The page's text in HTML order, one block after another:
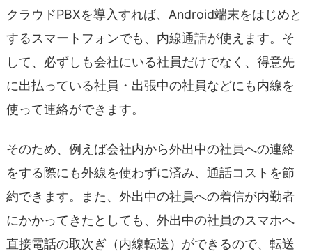
クラウドPBXを導入すれば、Android端末をはじめと
するスマートフォンでも、内線通話が使えます。そ
して、必ずしも会社にいる社員だけでなく、得意先
に出払っている社員・出張中の社員などにも内線を
使って連絡ができます。
そのため、例えば会社内から外出中の社員への連絡
をする際にも外線を使わずに済み、通話コストを節
約できます。また、外出中の社員への着信が内勤者
にかかってきたとしても、外出中の社員のスマホへ
直接電話の取次ぎ（内線転送）ができるので、転送